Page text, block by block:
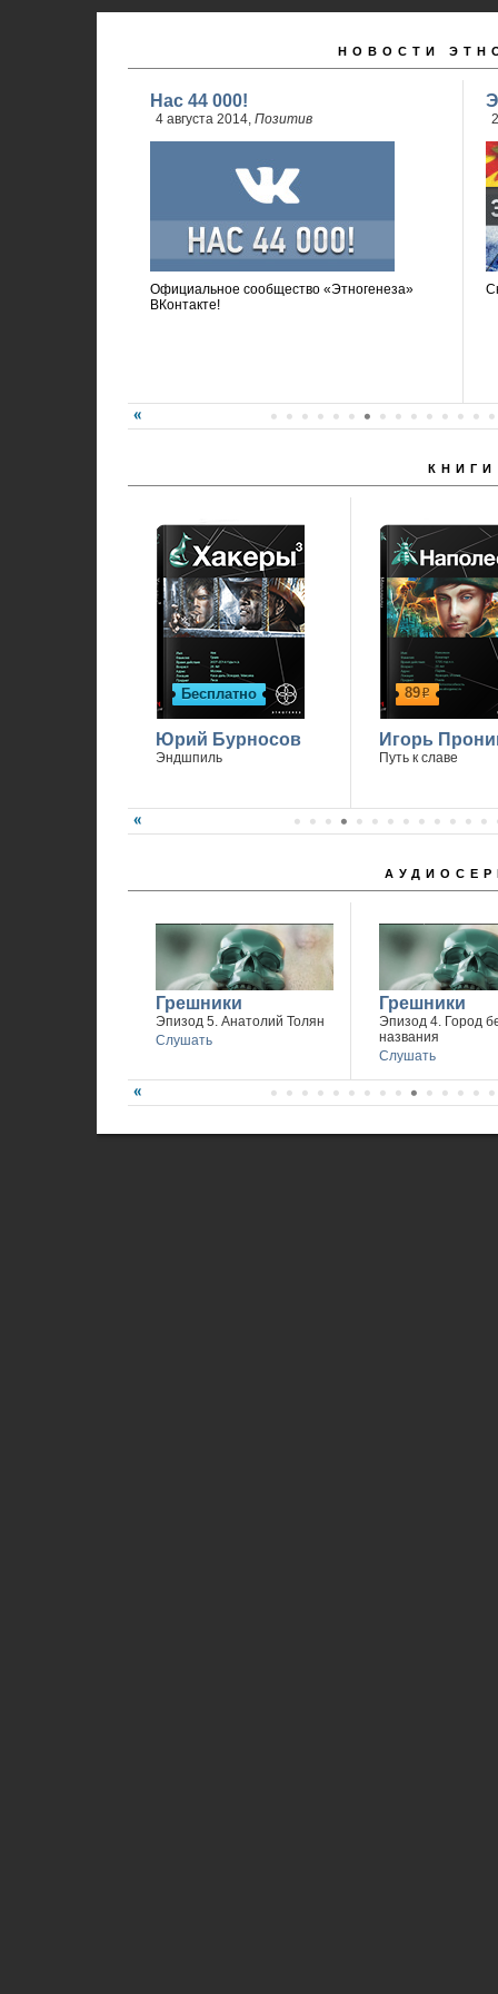
НОВОСТИ
Нас 44 000!
4 августа 2014, Позитив
Официальное сообщество «Этногенеза»
ВКонтакте!
КНИГИ
Бесплатно
Юрий Бурносов
Эндшпиль
89р
Игорь
Путь к славе
Грешники
Эпизод 5. Анатолий Толян
Слушать
Грешники
Эпизод 4. Город
названия
Слушать